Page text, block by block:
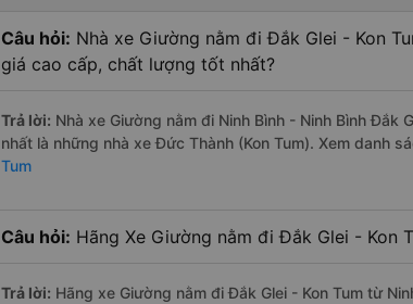
Câu hỏi: Nhà xe Giường nằm đi Đắk Glei - Kon
giá cao cấp, chất lượng tốt nhất?
Trả lời: Nhà xe Giường nằm đi Ninh Bình - Ninh Bình
nhất là những nhà xe Đức Thành (Kon Tum). Xem danh
Tum
Câu hỏi: Hãng Xe Giường nằm đi Đắk Glei - Kon
Trả lời: Hãng xe Giường nằm đi Đắk Glei - Kon Tum từ